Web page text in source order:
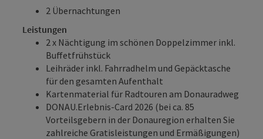
2 Übernachtungen
Leistungen
2 x Nächtigung im schönen Doppelzimmer inkl.
Buffetfrühstück
Leihräder inkl. Fahrradhelm und Gepäcktasche
für den gesamten Aufenthalt
Kartenmaterial für Radtouren am Donauradweg
DONAU.Erlebnis-Card 2026 (bei ca. 85
Vorteilsgebern in der Donauregion erhalten Sie
zahlreiche Gratisleistungen und Ermäßigungen)